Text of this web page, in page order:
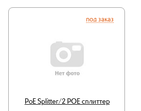
под заказ
PoE Splitter/2 POE сплиттер